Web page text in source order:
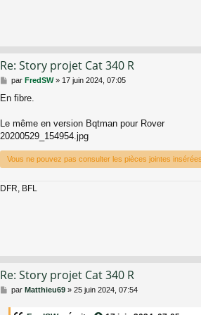
Re: Story projet Cat 340 R
M
s
a
g
par FredSW» 17 juin 2024, 07:05
En fibre.
Le même en version Bqtman pour Rover
20200529_154954.jpg
Vous ne pouvez pas consulter les pièces jointes
DFR, BFL
Re: Story projet Cat 340 R
M
par Matthieu69» 25 juin 2024, 07:54